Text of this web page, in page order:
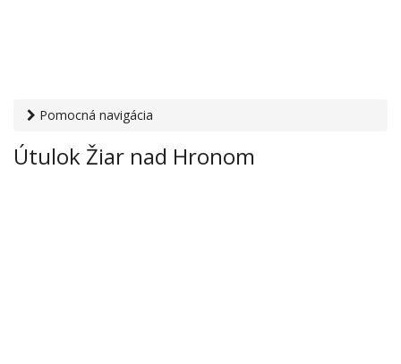
Pomocná navigácia
Žiar nad Hronom
Útulok Žiar nad Hronom